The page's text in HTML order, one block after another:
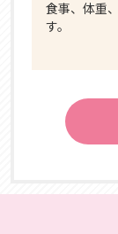
食事、体重
す。